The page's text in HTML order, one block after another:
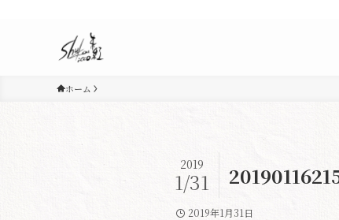
ホーム
2019
1/31
2019年1月31日